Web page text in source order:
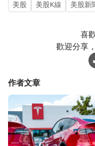
美股 美股K線 美股新
喜
歡迎分享
作者文章